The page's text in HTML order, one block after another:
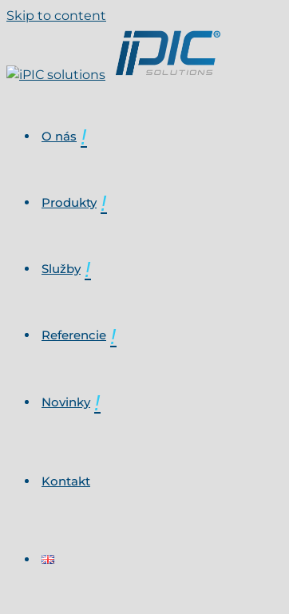
Skip to content
O nás
Produkty
Služby
Referencie
Novinky
Kontakt